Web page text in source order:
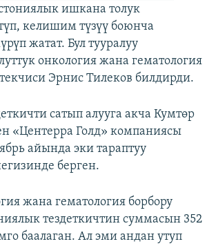
ишкана толук
келишим түзүү боюнча
жатат. Бул тууралуу
онкология жана гематология
Эрнис Тилеков билдирди.
сатып алууга акча Кумтөр
«Центерра Голд» компаниясы
айында эки тараптуу
берген.
жана гематология борбору
тездеткичтин суммасын 352
баалаган. Ал эми андан утуп